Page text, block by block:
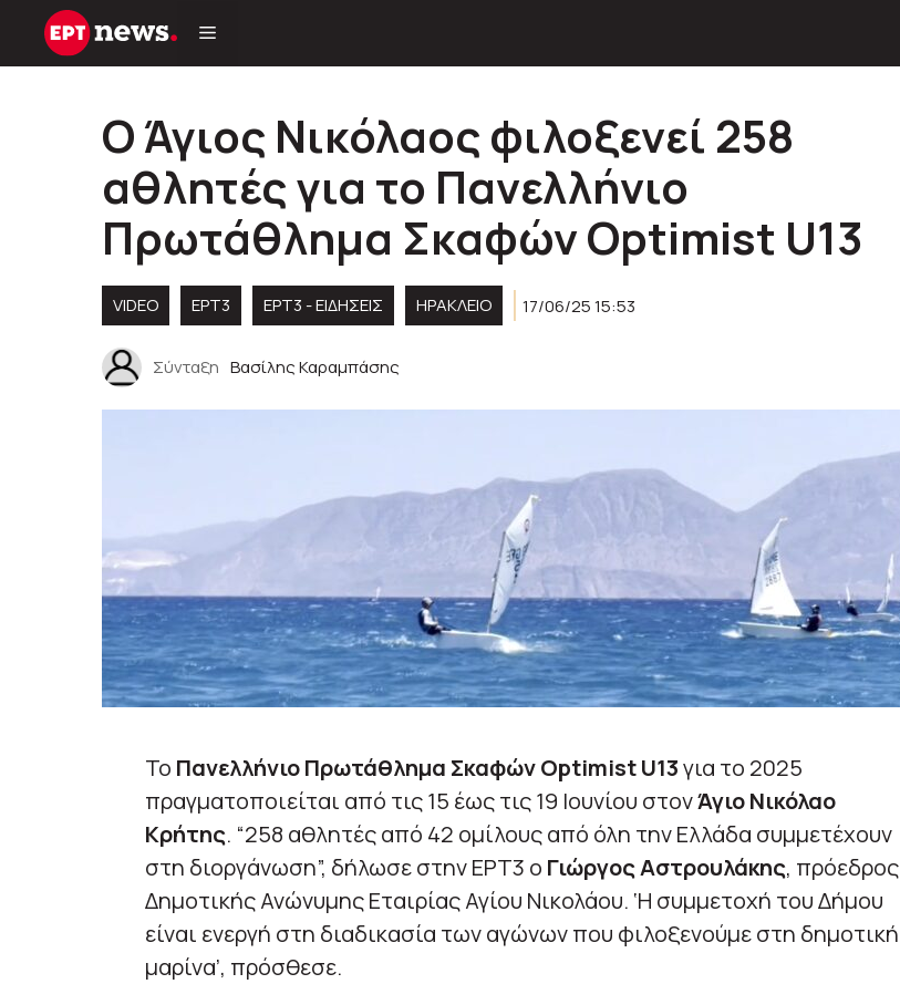
Μετάβαση
Ο Άγιος Νικόλαος φιλοξενεί 258
αθλητές για το Πανελλήνιο
Πρωτάθλημα Σκαφών Optimist U13
VIDEO ΕΡΤ3 ΕΡΤ3 - ΕΙΔΉΣΕΙΣ ΗΡΑΚΛΕΙΟ 17/06/25 15:53
Σύνταξη Βασίλης Καραμπάσης
Το Πανελλήνιο Πρωτάθλημα Σκαφών Optimist U13για το 2025
πραγματοποιείται από τις 15 έως τις 19 Ιουνίου στονΆγιο Νικόλαο
Κρήτης. “258 αθλητές από 42 ομίλους από όλη την Ελλάδα συμμετέχουν
στη διοργάνωση”, δήλωσε στην ΕΡΤ3 ο Γιώργος Αστρουλάκης, πρόεδρος
Δημοτικής Ανώνυμης Εταιρίας Αγίου Νικολάου. ‘Η συμμετοχή του Δήμου
είναι ενεργή στη διαδικασία των αγώνων που φιλοξενούμε στη δημοτική
μαρίνα’, πρόσθεσε.